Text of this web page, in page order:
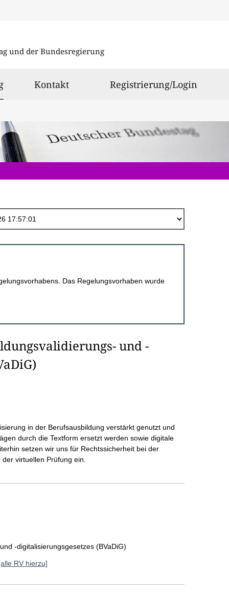
und der Bundesregierung
ausgewählt
Kontakt Registrierung/Login
Das Regelungsvorhaben wurde
und -
in der Berufsausbildung verstärkt genutzt und
durch die Textform ersetzt werden sowie digitale
setzen wir uns für Rechtssicherheit bei der
virtuellen Prüfung ein.
-digitalisierungsgesetzes (BVaDiG)
RV hierzu]